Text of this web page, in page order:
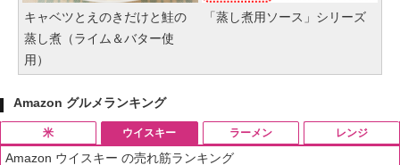
キャベツとえのきだけと鮭の
蒸し煮（ライム＆バター使
用）
「蒸し煮用ソース」シリーズ
Amazon グルメランキング
米 ウイスキー
Amazon ウイスキー の売れ筋ランキング
ラーメン レンジ